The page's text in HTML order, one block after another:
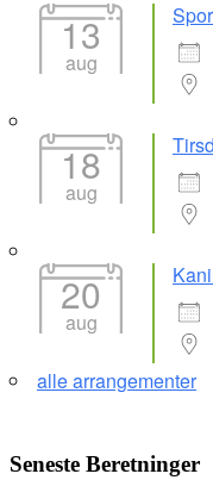
13
aug
18
aug
20
aug
alle arrangementer
Seneste Beretninger